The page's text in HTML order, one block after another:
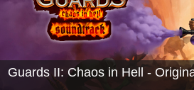
Guards II: Chaos in Hell -